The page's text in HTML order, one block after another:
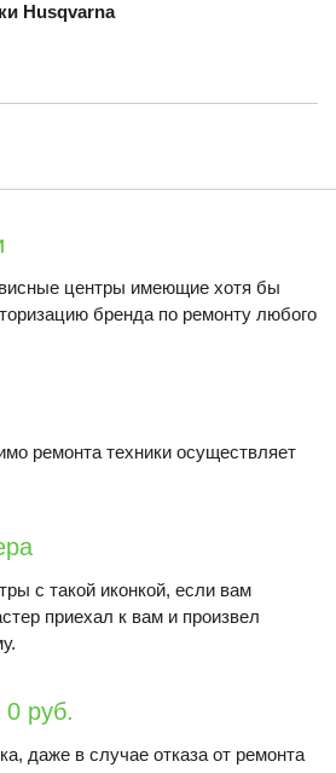
Husqvarna
центры имеющие хотя бы
бренда по ремонту любого
ремонта техники осуществляет
с такой иконкой, если вам
приехал к вам и произвел
0 руб.
даже в случае отказа от ремонта